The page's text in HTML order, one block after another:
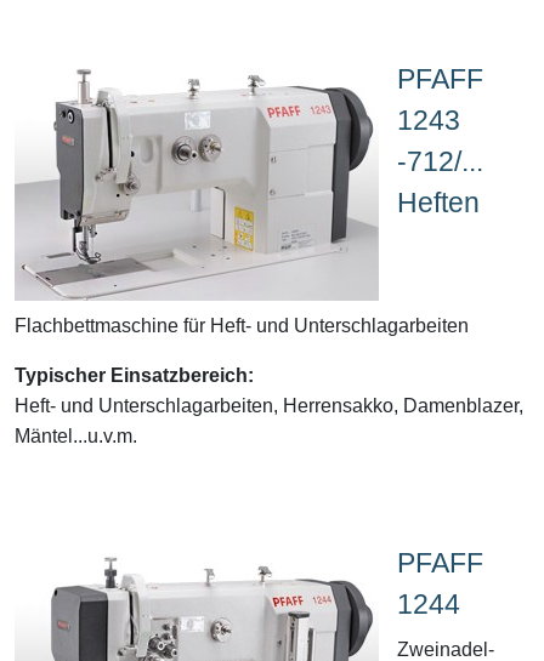
PFAFF
1243
-712/...
Heften
Flachbettmaschine für Heft- und Unterschlagarbeiten
Typischer Einsatzbereich:
Heft- und Unterschlagarbeiten, Herrensakko, Damenblazer,
Mäntel...u.v.m.
PFAFF
1244
Zweinadel-